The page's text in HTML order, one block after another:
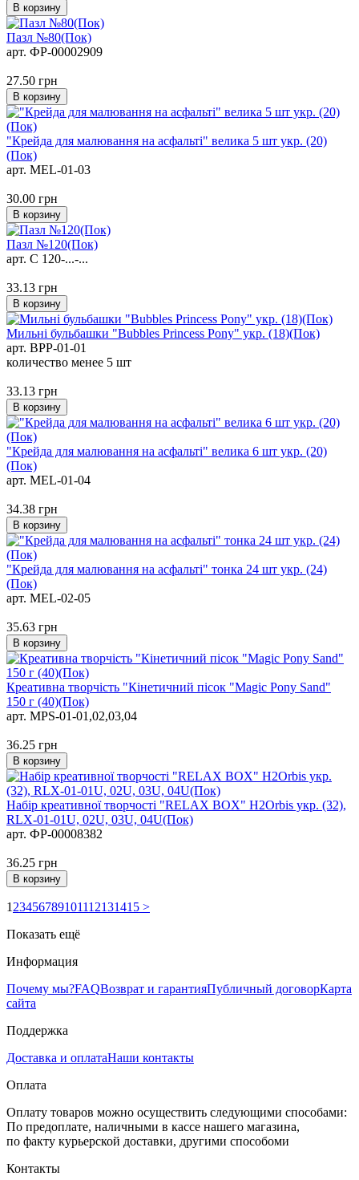
В корзину
Пазл №80(Пок)
арт. ФР-00002909
27.50 грн
В корзину
"Крейда для малювання на асфальті" велика 5 шт укр. (20)
(Пок)
арт. MEL-01-03
30.00 грн
В корзину
Пазл №120(Пок)
арт. C 120-...-...
33.13 грн
В корзину
Мильні бульбашки "Bubbles Princess Pony" укр. (18)(Пок)
арт. BPP-01-01
количество менее 5 шт
33.13 грн
В корзину
"Крейда для малювання на асфальті" велика 6 шт укр. (20)
(Пок)
арт. MEL-01-04
34.38 грн
В корзину
"Крейда для малювання на асфальті" тонка 24 шт укр. (24)
(Пок)
арт. MEL-02-05
35.63 грн
В корзину
Креативна творчість "Кінетичний пісок "Magic Pony Sand"
150 г (40)(Пок)
арт. MPS-01-01,02,03,04
36.25 грн
В корзину
Набір креативної творчості "RELAX BOX" H2Orbis укр. (32),
RLX-01-01U, 02U, 03U, 04U(Пок)
арт. ФР-00008382
36.25 грн
В корзину
1 23456789101112131415 >
Показать ещё
Информация
Почему мы?FAQВозврат и гарантияПубличный договорКарта
сайта
Поддержка
Доставка и оплатаНаши контакты
Оплата
Оплату товаров можно осуществить следующими способами:
По предоплате, наличными в кассе нашего магазина,
по факту курьерской доставки, другими способоми
Контакты